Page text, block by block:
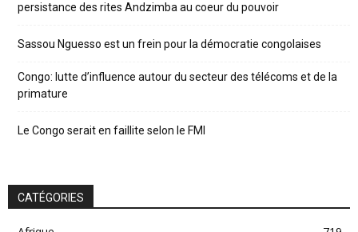
persistance des rites Andzimba au coeur du pouvoir
Sassou Nguesso est un frein pour la démocratie congolaises
Congo: lutte d’influence autour du secteur des télécoms et de la
primature
Le Congo serait en faillite selon le FMI
CATÉGORIES